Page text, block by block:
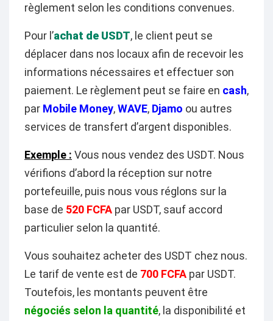
règlement selon les conditions convenues.
Pour l’achat de USDT, le client peut se
déplacer dans nos locaux afin de recevoir les
informations nécessaires et effectuer son
paiement. Le règlement peut se faire en cash,
par Mobile Money,WAVE, Djamo ou autres
services de transfert d’argent disponibles.
Exemple : Vous nous vendez des USDT. Nous
vérifions d’abord la réception sur notre
portefeuille, puis nous vous réglons sur la
base de 520 FCFA par USDT, sauf accord
particulier selon la quantité.
Vous souhaitez acheter des USDT chez nous.
Le tarif de vente est de 700 FCFA par USDT.
Toutefois, les montants peuvent être
négociés selon la quantité, la disponibilité et